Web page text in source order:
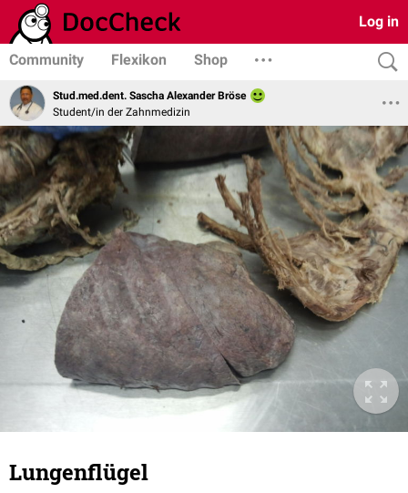
Log in
Community Flexikon Shop
Stud.med.dent. Sascha Alexander Bröse
Student/in der Zahnmedizin
Lungenflügel